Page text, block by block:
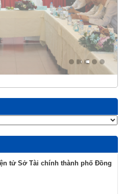
tử Sở Tài chính thành phố Đồng